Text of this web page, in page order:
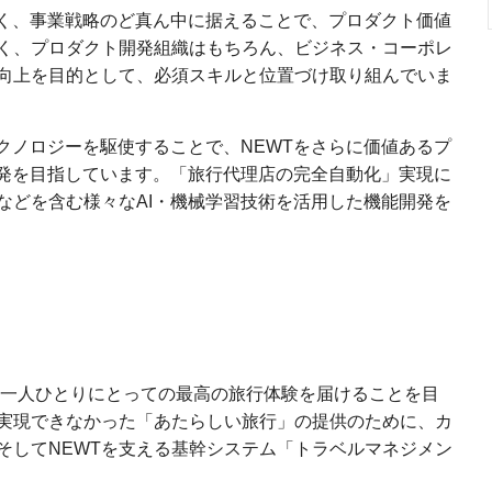
、事業戦略のど真ん中に据えることで、プロダクト価値
、プロダクト開発組織はもちろん、ビジネス・コーポレ
上を目的として、必須スキルと位置づけ取り組んでいま
ノロジーを駆使することで、NEWTをさらに価値あるプ
を目指しています。「旅行代理店の完全自動化」実現に
どを含む様々なAI・機械学習技術を活用した機能開発を
人ひとりにとっての最高の旅行体験を届けることを目
現できなかった「あたらしい旅行」の提供のために、カ
してNEWTを支える基幹システム「トラベルマネジメン